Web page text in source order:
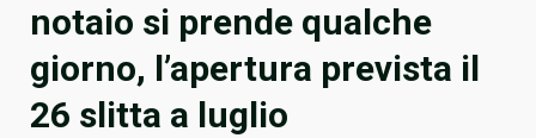
notaio si prende qualche
giorno, l’apertura prevista il
26 slitta a luglio